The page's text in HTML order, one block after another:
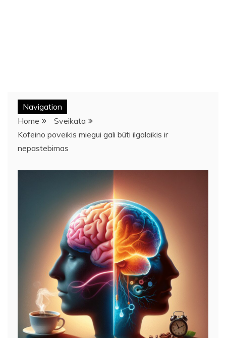
Navigation
Home
Sveikata
Kofeino poveikis miegui gali būti ilgalaikis ir
nepastebimas